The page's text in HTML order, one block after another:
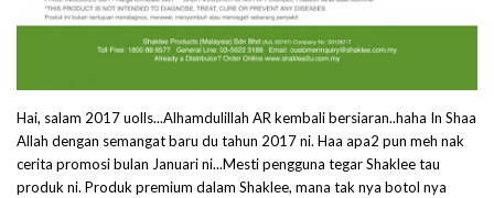
Hai, salam 2017 uolls...Alhamdulillah AR kembali bersiaran..haha In Shaa
Allah dengan semangat baru du tahun 2017 ni. Haa apa2 pun meh nak
cerita promosi bulan Januari ni...Mesti pengguna tegar Shaklee tau
produk ni. Produk premium dalam Shaklee, mana tak nya botol nya